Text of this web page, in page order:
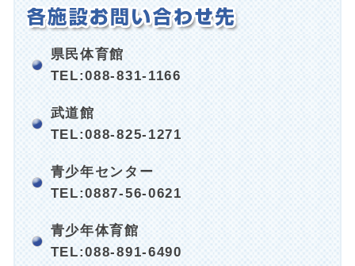
県民体育館
TEL:088-831-1166
武道館
TEL:088-825-1271
青少年センター
TEL:0887-56-0621
青少年体育館
TEL:088-891-6490